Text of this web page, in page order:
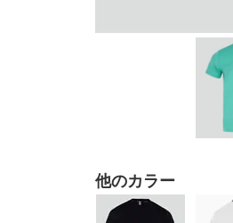
他のカラー